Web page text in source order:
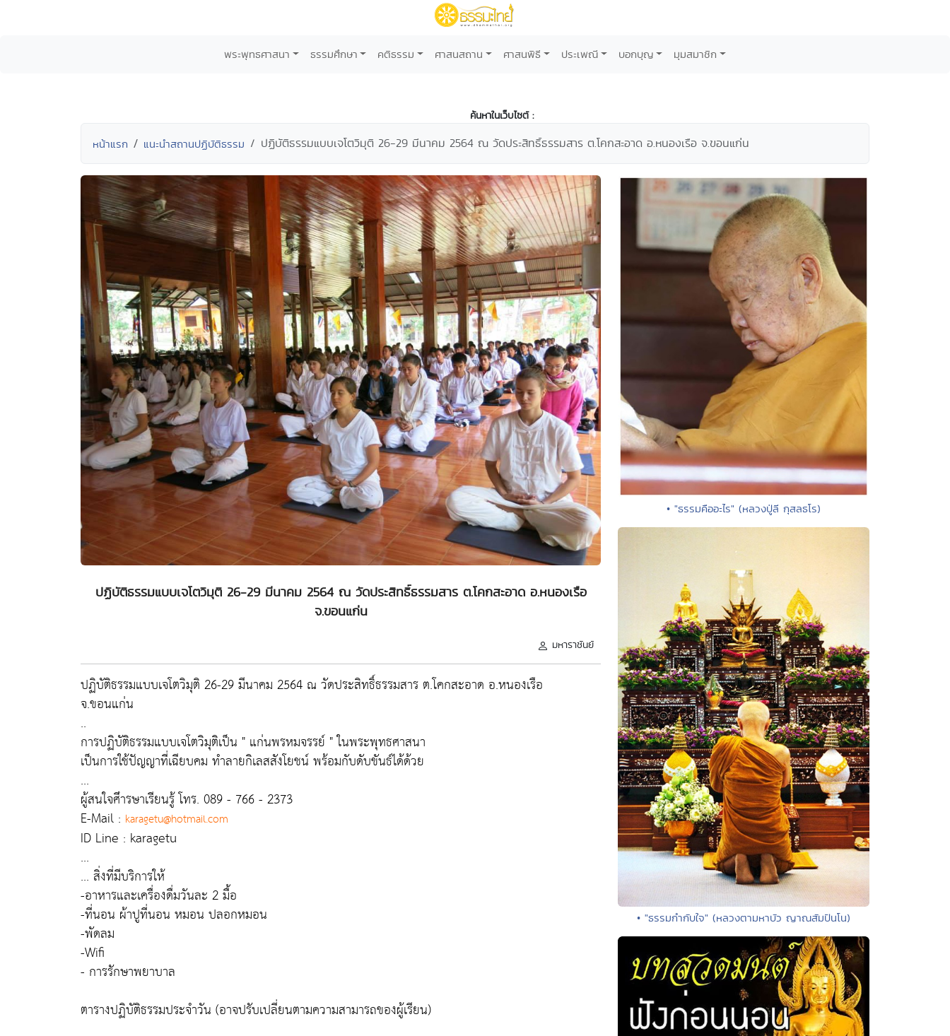
พระพุทธศาสนา ธรรมศึกษา คติธรรม ศาสนสถาน ศาสนพิธี ประเพณี บอกบุญ มุมสมาชิก
ค้นหาในเว็บไซต์ :
หน้าแรก แนะนำสถานปฏิบัติธรรม ปฏิบัติธรรมแบบเจโตวิมุติ 26-29 มีนาคม 2564 ณ วัดประสิทธิ์ธรรมสาร ต.โคกสะอาด อ.หนองเรือ จ.ขอนแก่น
ปฏิบัติธรรมแบบเจโตวิมุติ 26-29 มีนาคม 2564 ณ วัดประสิทธิ์ธรรมสาร ต.โคกสะอาด อ.หนองเรือ
จ.ขอนแก่น
มหาราชันย์
ปฏิบัติธรรมแบบเจโตวิมุติ 26-29 มีนาคม 2564 ณ วัดประสิทธิ์ธรรมสาร ต.โคกสะอาด อ.หนองเรือ
จ.ขอนแก่น
..
การปฏิบัติธรรมแบบเจโตวิมุติเป็น " แก่นพรหมจรรย์ " ในพระพุทธศาสนา
เป็นการใช้ปัญญาที่เฉียบคม ทำลายกิเลสสังโยชน์ พร้อมกับดับขันธ์ได้ด้วย
...
ผู้สนใจศึารษาเรียนรู้ โทร. 089 - 766 - 2373
E-Mail : karagetu@hotmail.com
ID Line : karagetu
...
... สิ่งที่มีบริการให้
-อาหารและเครื่องดื่มวันละ 2 มื้อ
-ที่นอน ผ้าปูที่นอน หมอน ปลอกหมอน
-พัดลม
-Wifi
- การรักษาพยาบาล
ตารางปฏิบัติธรรมประจำวัน (อาจปรับเปลี่ยนตามความสามารถของผู้เรียน)
• "ธรรมคืออะไร" (หลวงปู่ลี กุสลธโร)
• "ธรรมกำกับใจ" (หลวงตามหาบัว ญาณสัมปันโน)